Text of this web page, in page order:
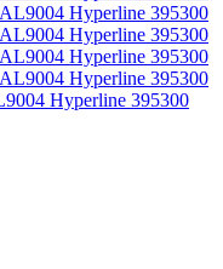
Hyperline 395300